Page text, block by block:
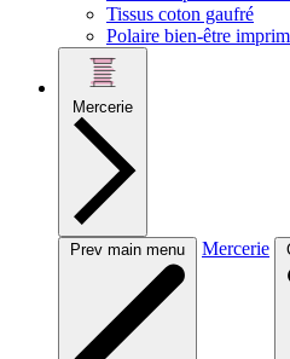
Tissus coton gaufré
Polaire bien-être
Mercerie
Prev main menu Mercerie